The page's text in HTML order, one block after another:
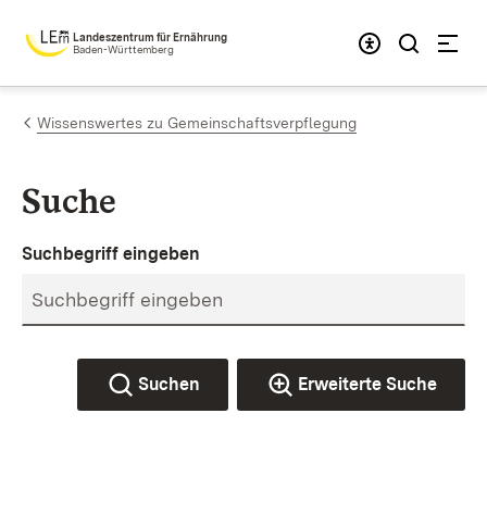
Zum Inhalt springen
Landeszentrum für Ernährung
Baden-Württemberg
Wissenswertes zu Gemeinschaftsverpflegung
Suche
Suchbegriff eingeben
Suchen Erweiterte Suche